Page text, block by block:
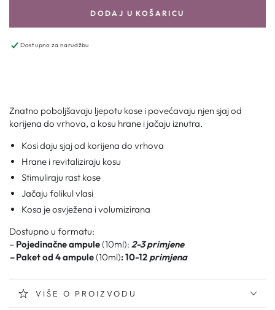
DODAJ U KOŠARICU
Dostupno za narudžbu
Znatno poboljšavaju ljepotu kose i povećavaju njen sjaj od
korijena do vrhova, a kosu hrane i jačaju iznutra.
Kosi daju sjaj od korijena do vrhova
Hrane i revitaliziraju kosu
Stimuliraju rast kose
Jačaju folikul vlasi
Kosa je osvježena i volumizirana
Dostupno u formatu:
– Pojedinačne ampule(10ml): 2-3 primjene
– Paket od 4 ampule(10ml): 10-12 primjena
VIŠE O PROIZVODU